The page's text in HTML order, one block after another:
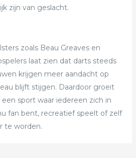
zijn van geslacht.
zoals Beau Greaves en
laat zien dat darts steeds
krijgen meer aandacht op
blijft stijgen. Daardoor groeit
sport waar iedereen zich in
fan bent, recreatief speelt of zelf
te worden.